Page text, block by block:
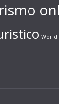
World